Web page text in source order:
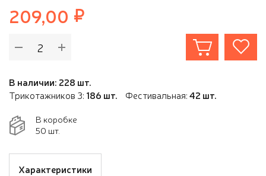
209,00
В наличии: 228 шт.
Трикотажников 3: 186 шт. Фестивальная:42 шт.
В коробке
50 шт.
Характеристики